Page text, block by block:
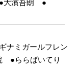
大濱吾朗 ●
ナミガールフレン
●ららばいてり